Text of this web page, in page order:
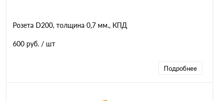
Розета D200, толщина 0,7 мм., КПД
600 руб. / шт
Подробнее